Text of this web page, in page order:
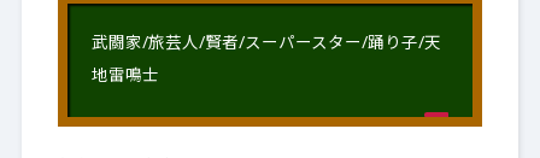
武闘家/旅芸人/賢者/スーパースター/踊り子/天
地雷鳴士